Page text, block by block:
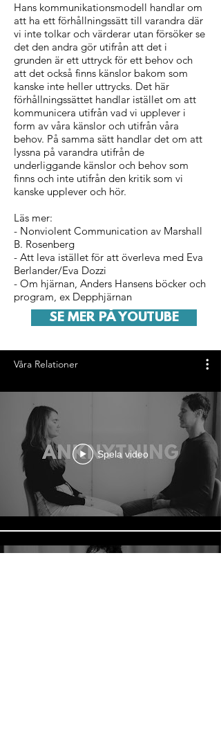
Hans kommunikationsmodell handlar om
att ha ett förhållningssätt till varandra där
vi inte tolkar och värderar utan försöker se
det den andra gör utifrån att det i
grunden är ett uttryck för ett behov och
att det också finns känslor bakom som
kanske inte heller uttrycks. Det här
förhållningssättet handlar istället om att
kommunicera utifrån vad vi upplever i
form av våra känslor och utifrån våra
behov. På samma sätt handlar det om att
lyssna på varandra utifrån de
underliggande känslor och behov som
finns och inte utifrån den kritik som vi
kanske upplever och hör.
Läs mer:
- Nonviolent Communication av Marshall
B. Rosenberg
- Att leva istället för att överleva med Eva
Berlander/Eva Dozzi
- Om hjärnan, Anders Hansens böcker och
program, ex Depphjärnan
SE MER PÅ YOUTUBE
Våra Relationer
Spela video